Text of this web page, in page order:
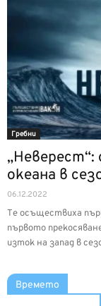
Гребни
океана в
06.12.2022
Те осъществиха
първото
изток на запад в
Времето